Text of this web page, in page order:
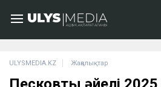
ULYSMEDIA.KZ Жаңалықтар